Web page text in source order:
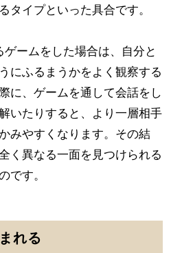
タイプといった具合です。
ームをした場合は、自分と
にふるまうかをよく観察する
に、ゲームを通して会話をし
いたりすると、より一層相手
みやすくなります。その結
く異なる一面を見つけられる
です。
れる